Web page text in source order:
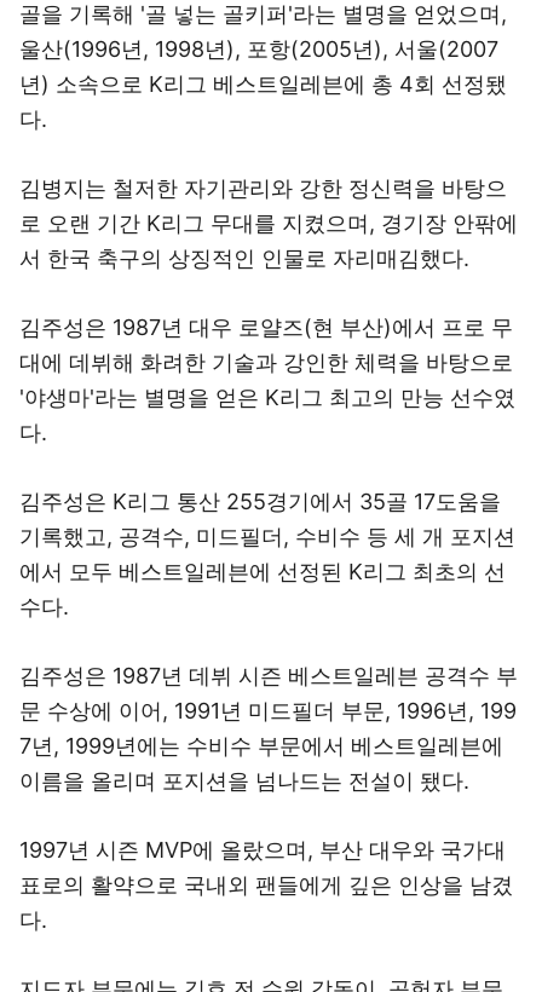
골을 기록해 '골 넣는 골키퍼'라는 별명을 얻었으며,
울산(1996년, 1998년), 포항(2005년), 서울(2007
년) 소속으로 K리그 베스트일레븐에 총 4회 선정됐
다.
김병지는 철저한 자기관리와 강한 정신력을 바탕으
로 오랜 기간 K리그 무대를 지켰으며, 경기장 안팎에
서 한국 축구의 상징적인 인물로 자리매김했다.
김주성은 1987년 대우 로얄즈(현 부산)에서 프로 무
대에 데뷔해 화려한 기술과 강인한 체력을 바탕으로
'야생마'라는 별명을 얻은 K리그 최고의 만능 선수였
다.
김주성은 K리그 통산 255경기에서 35골 17도움을
기록했고, 공격수, 미드필더, 수비수 등 세 개 포지션
에서 모두 베스트일레븐에 선정된 K리그 최초의 선
수다.
김주성은 1987년 데뷔 시즌 베스트일레븐 공격수 부
문 수상에 이어, 1991년 미드필더 부문, 1996년, 199
7년, 1999년에는 수비수 부문에서 베스트일레븐에
이름을 올리며 포지션을 넘나드는 전설이 됐다.
1997년 시즌 MVP에 올랐으며, 부산 대우와 국가대
표로의 활약으로 국내외 팬들에게 깊은 인상을 남겼
다.